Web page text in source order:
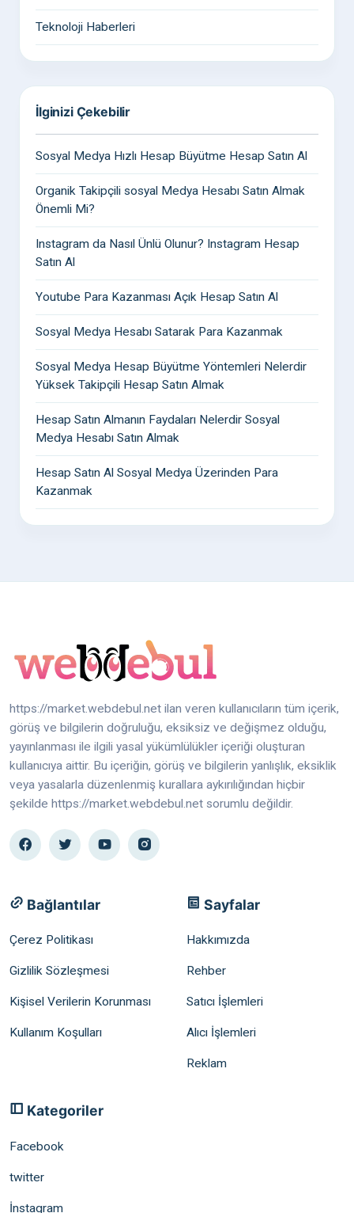
Teknoloji Haberleri
İlginizi Çekebilir
Sosyal Medya Hızlı Hesap Büyütme Hesap Satın Al
Organik Takipçili sosyal Medya Hesabı Satın Almak
Önemli Mi?
Instagram da Nasıl Ünlü Olunur? Instagram Hesap
Satın Al
Youtube Para Kazanması Açık Hesap Satın Al
Sosyal Medya Hesabı Satarak Para Kazanmak
Sosyal Medya Hesap Büyütme Yöntemleri Nelerdir
Yüksek Takipçili Hesap Satın Almak
Hesap Satın Almanın Faydaları Nelerdir Sosyal
Medya Hesabı Satın Almak
Hesap Satın Al Sosyal Medya Üzerinden Para
Kazanmak
https://market.webdebul.net ilan veren kullanıcıların tüm içerik,
görüş ve bilgilerin doğruluğu, eksiksiz ve değişmez olduğu,
yayınlanması ile ilgili yasal yükümlülükler içeriği oluşturan
kullanıcıya aittir. Bu içeriğin, görüş ve bilgilerin yanlışlık, eksiklik
veya yasalarla düzenlenmiş kurallara aykırılığından hiçbir
şekilde https://market.webdebul.net sorumlu değildir.
Bağlantılar
Çerez Politikası
Gizlilik Sözleşmesi
Kişisel Verilerin Korunması
Kullanım Koşulları
Sayfalar
Hakkımızda
Rehber
Satıcı İşlemleri
Alıcı İşlemleri
Reklam
Kategoriler
Facebook
twitter
İnstagram